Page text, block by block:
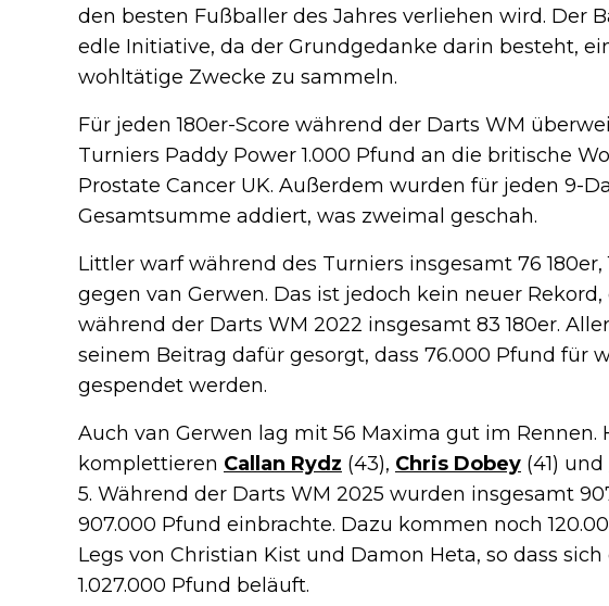
den besten Fußballer des Jahres verliehen wird. Der
edle Initiative, da der Grundgedanke darin besteht,
wohltätige Zwecke zu sammeln.
Für jeden 180er-Score während der Darts WM
Turniers Paddy Power 1.000 Pfund an die britische
Prostate Cancer UK. Außerdem wurden für jeden 9-
Gesamtsumme addiert, was zweimal geschah.
Littler warf während des Turniers insgesamt 76
gegen van Gerwen. Das ist jedoch kein neuer
während der Darts WM 2022 insgesamt 83 180er.
seinem Beitrag dafür gesorgt, dass 76.000 Pfund für
gespendet werden.
Auch van Gerwen lag mit 56 Maxima gut im Rennen.
komplettieren Callan Rydz (43), Chris Dobey (41) und
5. Während der Darts WM 2025 wurden insgesamt
907.000 Pfund einbrachte. Dazu kommen noch
Legs von Christian Kist und Damon Heta, so dass
1.027.000 Pfund beläuft.